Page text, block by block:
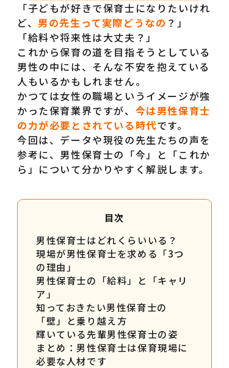
「子どもが好きで保育士になりたいけれ
ど、男の先生って実際どうなの ？」
「給料や将来性は大丈夫？」
これから保育の道を目指そうとしている
男性の中には、そんな不安を抱えている
人もいるかもしれません。
かつては女性の職場というイメージが強
かった保育業界ですが、 今は男性保育士
の力が必要とされている時代です。
今回は、データや現役の先生たちの声を
参考に、男性保育士の「今」と「これか
ら」について分かりやすく解説します。
目次
男性保育士はどれくらいいる？
現場が男性保育士を求める「3つ
の理由」
男性保育士の「給料」と「キャリ
ア」
知っておきたい男性保育士の
「壁」と乗り越え方
輝いている先輩男性保育士の姿
まとめ：男性保育士は保育現場に
必要な人材です